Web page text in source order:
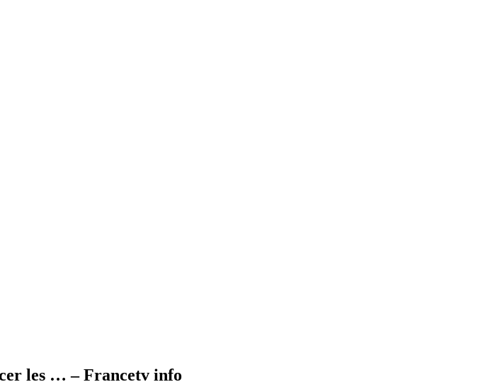
les … – Francetv info